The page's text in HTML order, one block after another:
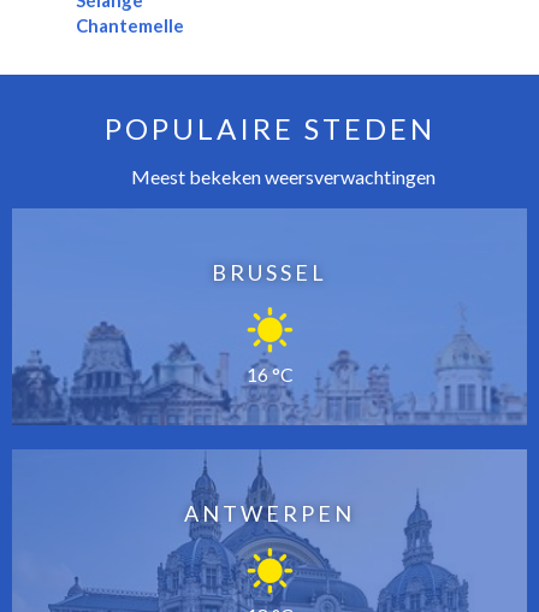
Chantemelle
POPULAIRE STEDEN
Meest bekeken weersverwachtingen
BRUSSEL
16 °C
ANTWERPEN